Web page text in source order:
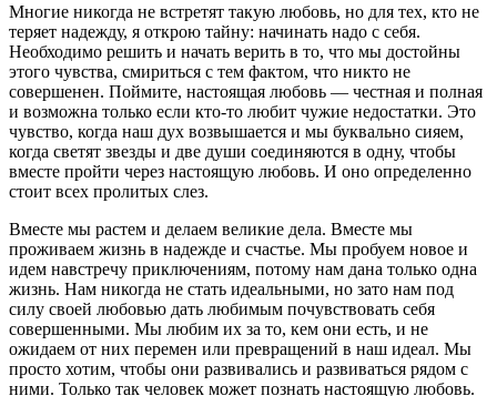
Многие никогда не встретят такую любовь, но для тех, кто не
теряет надежду, я открою тайну: начинать надо с себя.
Необходимо решить и начать верить в то, что мы достойны
этого чувства, смириться с тем фактом, что никто не
совершенен. Поймите, настоящая любовь — честная и полная
и возможна только если кто-то любит чужие недостатки. Это
чувство, когда наш дух возвышается и мы буквально сияем,
когда светят звезды и две души соединяются в одну, чтобы
вместе пройти через настоящую любовь. И оно определенно
стоит всех пролитых слез.
Вместе мы растем и делаем великие дела. Вместе мы
проживаем жизнь в надежде и счастье. Мы пробуем новое и
идем навстречу приключениям, потому нам дана только одна
жизнь. Нам никогда не стать идеальными, но зато нам под
силу своей любовью дать любимым почувствовать себя
совершенными. Мы любим их за то, кем они есть, и не
ожидаем от них перемен или превращений в наш идеал. Мы
просто хотим, чтобы они развивались и развиваться рядом с
ними. Только так человек может познать настоящую любовь.